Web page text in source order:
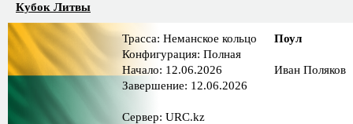
Кубок Литвы
Трасса: Неманское кольцо
Конфигурация: Полная
Начало: 12.06.2026
Завершение: 12.06.2026
Сервер: URC.kz
Поул
Иван Поляков